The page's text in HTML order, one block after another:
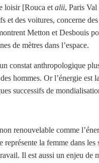
loisir [Rouca et alii, Paris
et des voitures, concerne
Metton et Desbouis
de mètres dans l’espace.
constat anthropologique
hommes. Or l’énergie
successifs de
renouvelable comme
la femme dans
Il est aussi un enjeu